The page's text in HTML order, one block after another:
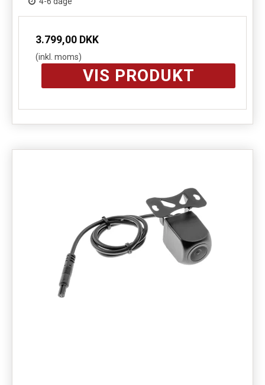
3.799,00 DKK
(inkl. moms)
VIS PRODUKT